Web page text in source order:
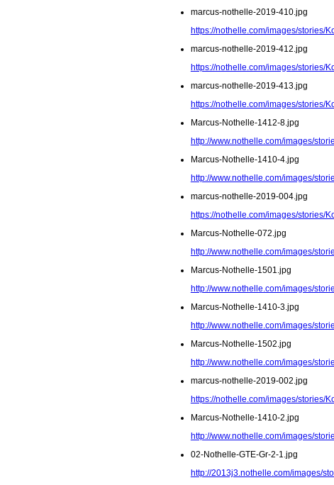
marcus-nothelle-2019-410.jpg
https://nothelle.com/images/stories/
marcus-nothelle-2019-412.jpg
https://nothelle.com/images/stories/
marcus-nothelle-2019-413.jpg
https://nothelle.com/images/stories/
Marcus-Nothelle-1412-8.jpg
http://www.nothelle.com/images/
Marcus-Nothelle-1410-4.jpg
http://www.nothelle.com/images/
marcus-nothelle-2019-004.jpg
https://nothelle.com/images/stories/
Marcus-Nothelle-072.jpg
http://www.nothelle.com/images/
Marcus-Nothelle-1501.jpg
http://www.nothelle.com/images/
Marcus-Nothelle-1410-3.jpg
http://www.nothelle.com/images/
Marcus-Nothelle-1502.jpg
http://www.nothelle.com/images/
marcus-nothelle-2019-002.jpg
https://nothelle.com/images/stories/
Marcus-Nothelle-1410-2.jpg
http://www.nothelle.com/images/
02-Nothelle-GTE-Gr-2-1.jpg
http://2013j3.nothelle.com/images/